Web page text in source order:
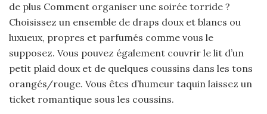
de plus Comment organiser une soirée torride ?
Choisissez un ensemble de draps doux et blancs ou
luxueux, propres et parfumés comme vous le
supposez. Vous pouvez également couvrir le lit d’un
petit plaid doux et de quelques coussins dans les tons
orangés/rouge. Vous êtes d’humeur taquin laissez un
ticket romantique sous les coussins.